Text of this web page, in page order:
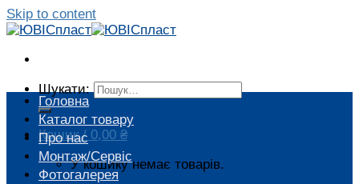
Skip to content
Шукати:
Кошик / 0,00 ₴
У кошику немає товарів.
Головна
Каталог товару
Про нас
Монтаж/Сервіс
Фотогалерея